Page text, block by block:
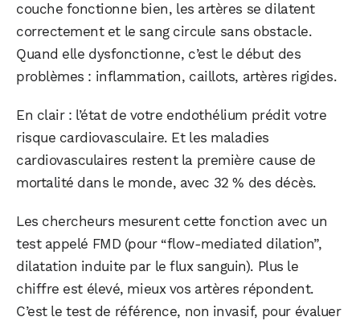
couche fonctionne bien, les artères se dilatent
correctement et le sang circule sans obstacle.
Quand elle dysfonctionne, c’est le début des
problèmes : inflammation, caillots, artères rigides.
En clair : l’état de votre endothélium prédit votre
risque cardiovasculaire. Et les maladies
cardiovasculaires restent la première cause de
mortalité dans le monde, avec 32 % des décès.
Les chercheurs mesurent cette fonction avec un
test appelé FMD (pour “flow-mediated dilation”,
dilatation induite par le flux sanguin). Plus le
chiffre est élevé, mieux vos artères répondent.
C’est le test de référence, non invasif, pour évaluer